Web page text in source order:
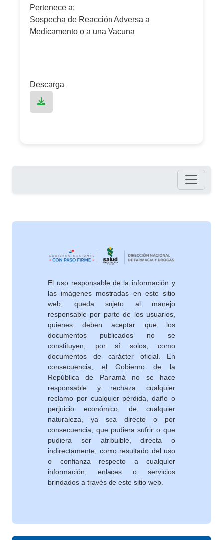
Pertenece a:
Sospecha de Reacción Adversa a
Medicamento o a una Vacuna
Descarga
El uso responsable de la información y
las imágenes mostradas en este sitio
web, queda sujeto al manejo
responsable por parte de los usuarios,
quienes deben aceptar que los
documentos publicados no se
constituyen, por sí solos, como
documentos de carácter oficial. En
consecuencia, el Gobierno de la
República de Panamá no se hace
responsable y rechaza cualquier
reclamo por cualquier pérdida, daño o
perjuicio económico, de cualquier
naturaleza, ya sea directo o por
consecuencia, que pudiera sufrir o que
pudiera ser atribuible, directa o
indirectamente, como resultado del uso
o confianza respecto a cualquier
información, enlaces o servicios
brindados a través de este sitio web.